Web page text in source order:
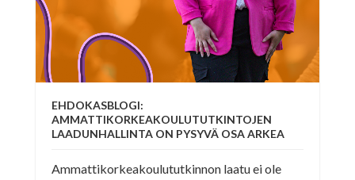
EHDOKASBLOGI:
AMMATTIKORKEAKOULUTUTKINTOJEN
LAADUNHALLINTA ON PYSYVÄ OSA ARKEA
Ammattikorkeakoulututkinnon laatu ei ole